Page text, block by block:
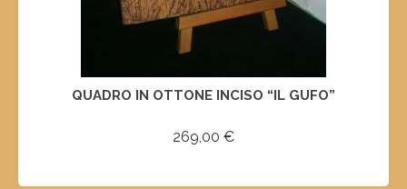
QUADRO IN OTTONE INCISO “IL GUFO”
269,00 €